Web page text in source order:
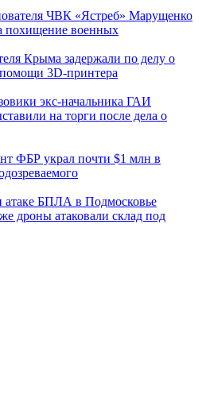
ЧВК «Ястреб» Марущенко
похищение военных
Крыма задержали по делу о
3D‑принтера
экс-начальника ГАИ
на торги после дела о
ФБР украл почти $1 млн в
атаке БПЛА в Подмосковье
дроны атаковали склад под